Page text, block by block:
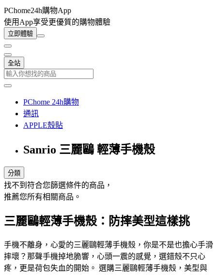
PChome24h購物App
使用App享受更優質的購物體驗
立即體驗
全站
PChome 24h購物
通訊
APPLE殼貼
Sanrio 三麗鷗 輕薄手機殼
分類
找不到符合您篩選條件的商品，
推薦您所有相關商品。
三麗鷗輕薄手機殼：防摔美型這樣挑
手機不離身，心愛的三麗鷗輕薄手機殼，你是不是也擔心手滑
摔壞？那聲手機掉地脆響，心頭一震的感覺，選錯殼不只心
疼，更是荷包失血的開始。 選購三麗鷗輕薄手機殼，美型與